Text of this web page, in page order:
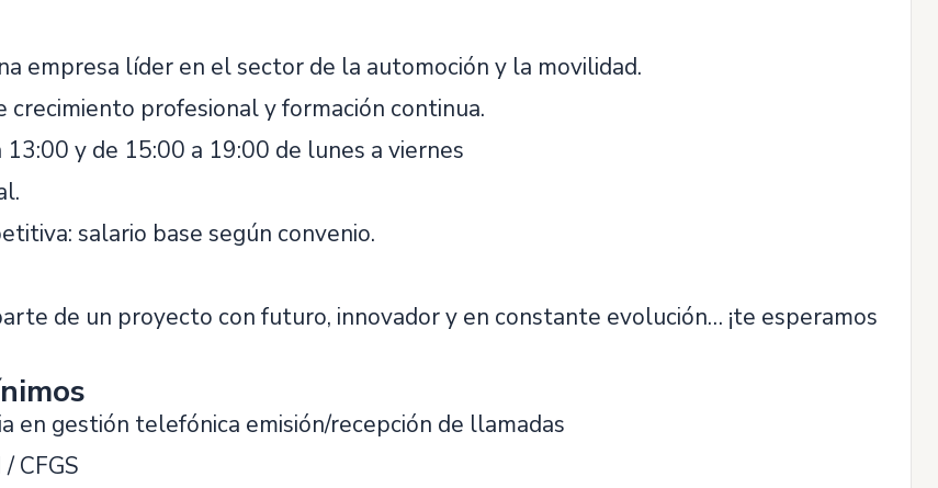
empresa líder en el sector de la automoción y la movilidad.
crecimiento profesional y formación continua.
y de 15:00 a 19:00 de lunes a viernes
salario base según convenio.
de un proyecto con futuro, innovador y en constante evolución… ¡te esperamos
en gestión telefónica emisión/recepción de llamadas
CFGS